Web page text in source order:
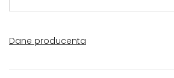
Dane producenta